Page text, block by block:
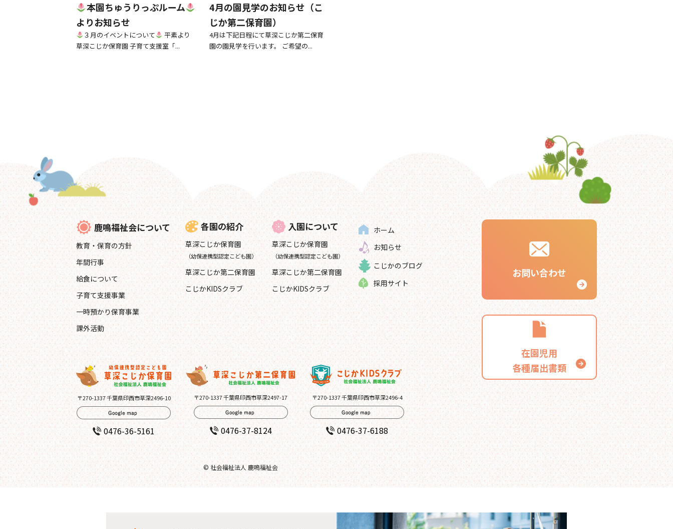
本園ちゅうりっぷルーム
よりお知らせ
３月のイベントについて
平素より
草深こじか保育園 子育て支援室「...
4月の園見学のお知らせ（こ
じか第二保育園）
4月は下記日程にて草深こじか第二保育
園の園見学を行います。 ご希望の...
鹿鳴福祉会について
教育・保育の方針
年間行事
給食について
子育て支援事業
一時預かり保育事業
課外活動
各園の紹介
草深こじか保育園
（幼保連携型認定こども園）
草深こじか第二保育園
こじかKIDSクラブ
入園について
草深こじか保育園
（幼保連携型認定こども園）
草深こじか第二保育園
こじかKIDSクラブ
ホーム
お知らせ
こじかのブログ
採用サイト
お問い合わせ
在園児用
各種届出書類
〒270-1337 千葉県印西市草深2496-10
0476-36-5161
〒270-1337 千葉県印西市草深2497-17
0476-37-8124
© 社会福祉法人 鹿鳴福祉会
〒270-1337 千葉県印西市草深2496-4
0476-37-6188